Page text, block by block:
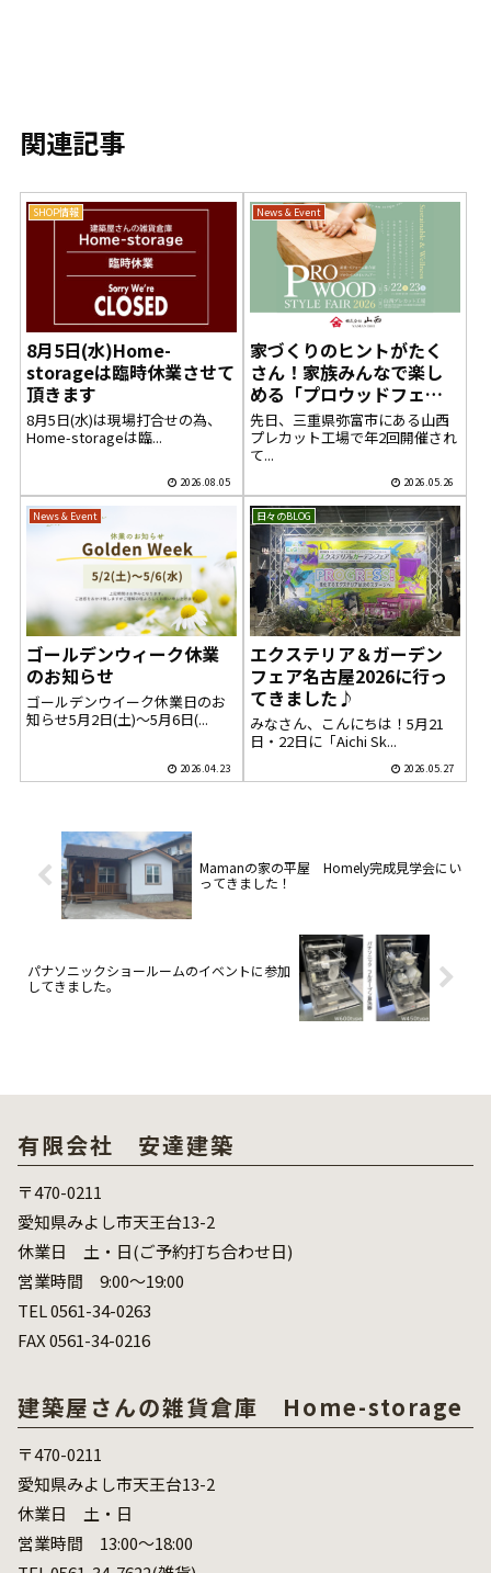
関連記事
SHOP情報
8月5日(水)Home-
storageは臨時休業させて
頂きます
8月5日(水)は現場打合せの為、
Home-storageは臨...
2026.08.05
News & Event
家づくりのヒントがたく
さん！家族みんなで楽し
める「プロウッドフェ
ア」へ行ってきました
先日、三重県弥富市にある山西
プレカット工場で年2回開催され
て...
2026.05.26
News & Event
ゴールデンウィーク休業
のお知らせ
ゴールデンウイーク休業日のお
知らせ5月2日(土)～5月6日(...
2026.04.23
日々のBLOG
エクステリア＆ガーデン
フェア名古屋2026に行っ
てきました♪
みなさん、こんにちは！5月21
日・22日に「Aichi Sk...
2026.05.27
Mamanの家の平屋 Homely完成見学会にい
ってきました！
パナソニックショールームのイベントに参加
してきました。
有限会社 安達建築
〒470-0211
愛知県みよし市天王台13-2
休業日 土・日(ご予約打ち合わせ日)
営業時間 9:00～19:00
TEL 0561-34-0263
FAX 0561-34-0216
建築屋さんの雑貨倉庫 Home-storage
〒470-0211
愛知県みよし市天王台13-2
休業日 土・日
営業時間 13:00～18:00